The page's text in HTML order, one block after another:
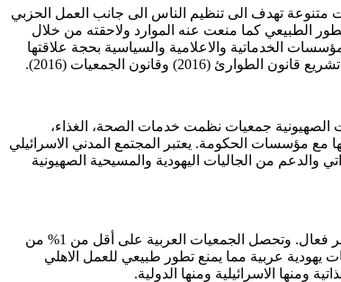
متنوعة تهدف الى تنظيم الناس الى جانب العمل الحزبي
الطبيعي كما منعت عنه الموارد ولاحقته من خلال
وقد استخدمت الحكومات الاسرائيلية قوانين الطوارئ عام 2016 لإغلاق عدد كبير من المؤسسات الخدماتية والاعلامية والسياسية بحجة علاقتها
وقانون الجمعيات (2016).
الصهيونية جمعيات نظمت خدمات الصحة، الغذاء،
مع مؤسسات الحكومة. يعتبر المجتمع المدني الاسرائيلي
الدعم الحكومي، المدخول الذاتي والدعم من الجاليات اليهودية والمسيحية الصهيونية
لم تتجاور نسبة الجمعيات العربية التي تنشط حاليا ال 5% وغالبيتها تعمل على المستوى المحلي، وتشير الدراسات الى ان جزء من الجمعيات المسجلة غير فعال. وتحصل الجمعيات العربية على أقل من 1% من
عربية مما يمنع تطور طبيعي للعمل الاهلي
ومنها الاسرائيلية ومنها الدولية.